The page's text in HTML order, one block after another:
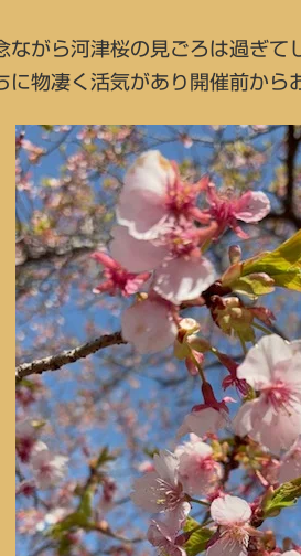
ながら河津桜の見ごろは過ぎて
に物凄く活気があり開催前から